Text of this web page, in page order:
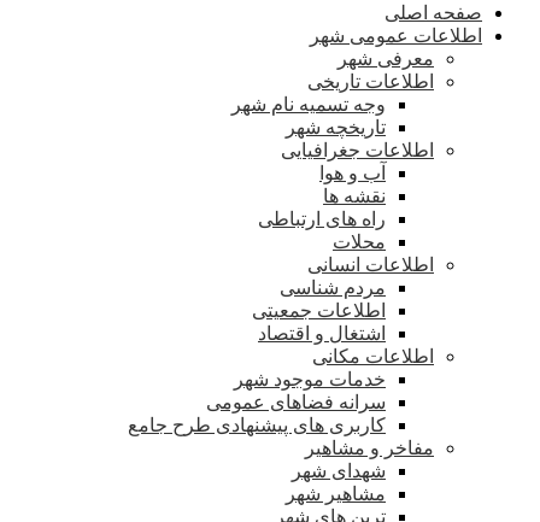
صفحه اصلی
اطلاعات عمومی شهر
معرفی شهر
اطلاعات تاریخی
وجه تسمیه نام شهر
تاریخچه شهر
اطلاعات جغرافیایی
آب و هوا
نقشه ها
راه های ارتباطی
محلات
اطلاعات انسانی
مردم شناسی
اطلاعات جمعیتی
اشتغال و اقتصاد
اطلاعات مکانی
خدمات موجود شهر
سرانه فضاهای عمومی
کاربری های پیشنهادی طرح جامع
مفاخر و مشاهیر
شهدای شهر
مشاهیر شهر
ترین های شهر